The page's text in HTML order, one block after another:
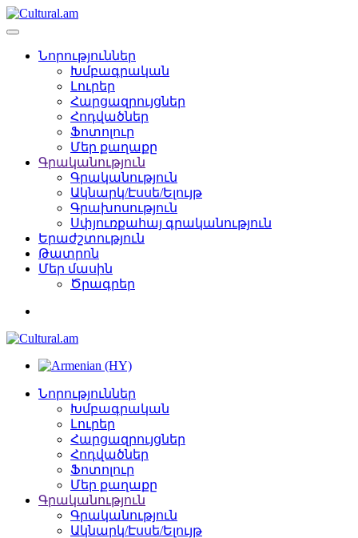
Նորություններ
Խմբագրական
Լուրեր
Հարցազրույցներ
Հոդվածներ
Ֆոտոլուր
Մեր քաղաքը
Գրականություն
Գրականություն
Ակնարկ/Էսսե/Ելույթ
Գրախոսություն
Սփյուռքահայ գրականություն
Երաժշտություն
Թատրոն
Մեր մասին
Ծրագրեր
Նորություններ
Խմբագրական
Լուրեր
Հարցազրույցներ
Հոդվածներ
Ֆոտոլուր
Մեր քաղաքը
Գրականություն
Գրականություն
Ակնարկ/Էսսե/Ելույթ